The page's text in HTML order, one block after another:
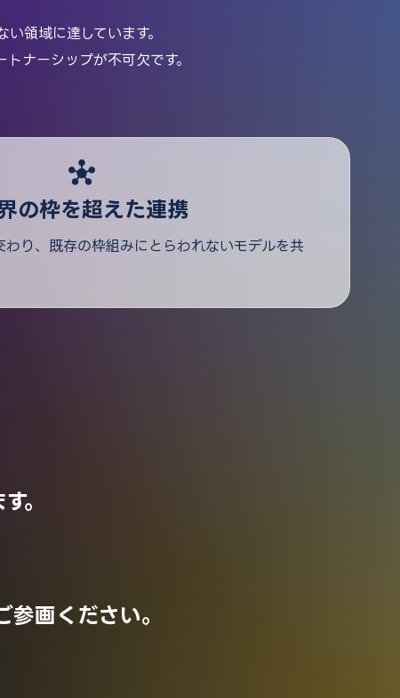
領域に達しています。
ナーシップが不可欠です。
hub
の枠を超えた連携
わり、既存の枠組みにとらわれないモデルを共
。
画ください。